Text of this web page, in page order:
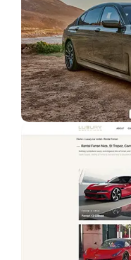
Emailing & newsletter
Envoi SMS
Google/Facebook Ads
Réseaux sociaux
GRAPHISMES
Créations graphiques
Flocage véhicule